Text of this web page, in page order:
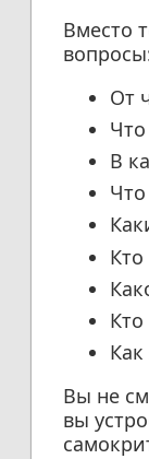
Вместо
От
В
Вы не
вы